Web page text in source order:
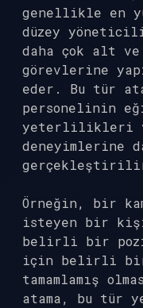
genellikle en
düzey
daha çok alt ve
görevlerine
eder. Bu tür
personelinin
yeterlilikleri
deneyimlerine
Örneğin, bir
isteyen bir
belirli bir
için belirli bir
tamamlamış
atama, bu tür